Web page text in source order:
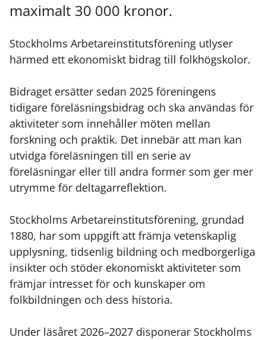
maximalt 30 000 kronor.
Stockholms Arbetareinstitutsförening utlyser
härmed ett ekonomiskt bidrag till folkhögskolor.
Bidraget ersätter sedan 2025 föreningens
tidigare föreläsningsbidrag och ska användas för
aktiviteter som innehåller möten mellan
forskning och praktik. Det innebär att man kan
utvidga föreläsningen till en serie av
föreläsningar eller till andra former som ger mer
utrymme för deltagarreflektion.
Stockholms Arbetareinstitutsförening, grundad
1880, har som uppgift att främja vetenskaplig
upplysning, tidsenlig bildning och medborgerliga
insikter och stöder ekonomiskt aktiviteter som
främjar intresset för och kunskaper om
folkbildningen och dess historia.
Under läsåret 2026–2027 disponerar Stockholms